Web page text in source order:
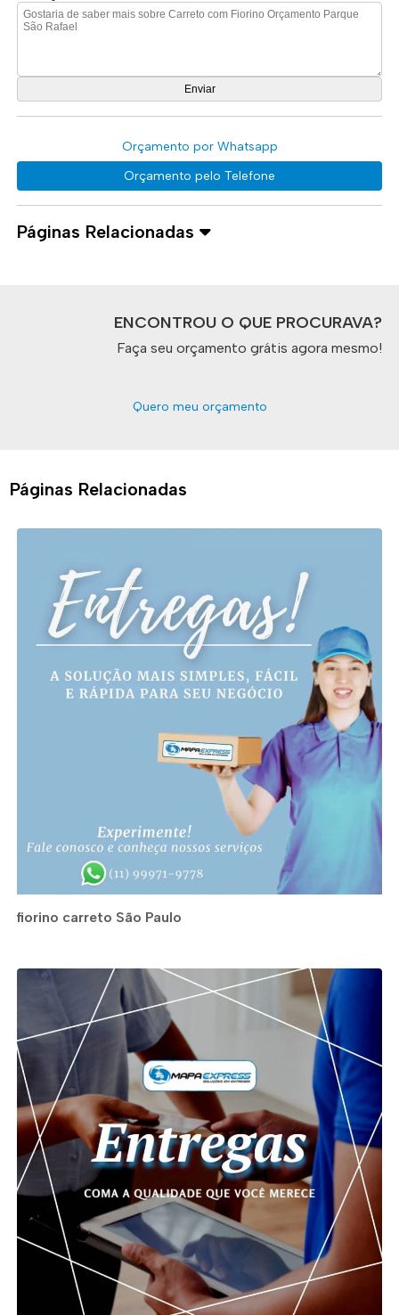
Orçamento por Whatsapp
Orçamento pelo Telefone
Páginas Relacionadas
ENCONTROU O QUE PROCURAVA?
Faça seu orçamento grátis agora mesmo!
Quero meu orçamento
Páginas Relacionadas
fiorino carreto São Paulo